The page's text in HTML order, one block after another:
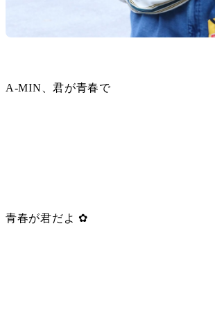
A-MIN、君が青春で
青春が君だよ ✿